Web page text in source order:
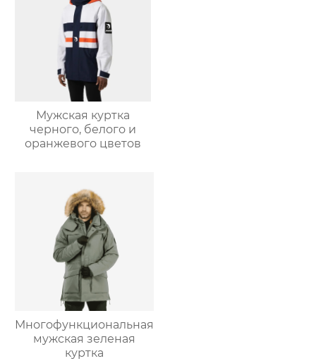
Мужская куртка
черного, белого и
оранжевого цветов
Многофункциональная
мужская зеленая
куртка